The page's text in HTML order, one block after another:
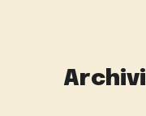
Archivi